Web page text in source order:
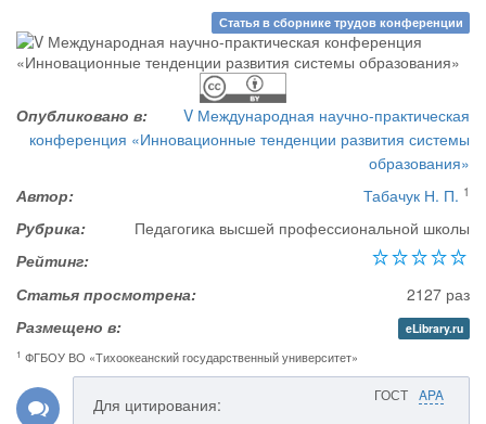
Статья в сборнике трудов конференции
Опубликовано в:
V Международная научно-практическая
конференция «Инновационные тенденции развития системы
образования»
Автор:
Табачук Н. П. 1
Рубрика:
Педагогика высшей профессиональной школы
Рейтинг:
Статья просмотрена:
2127 раз
Размещено в:
eLibrary.ru
1 ФГБОУ ВО «Тихоокеанский государственный университет»
ГОСТ APA
Для цитирования: